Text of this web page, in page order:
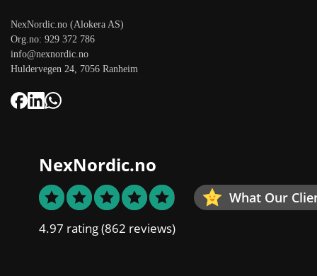
NexNordic.no (Alokera AS)
Org.no: 929 372 786
info@nexnordic.no
Huldervegen 24, 7056 Ranheim
NexNordic.no
What Our
4.97 rating(862 reviews)